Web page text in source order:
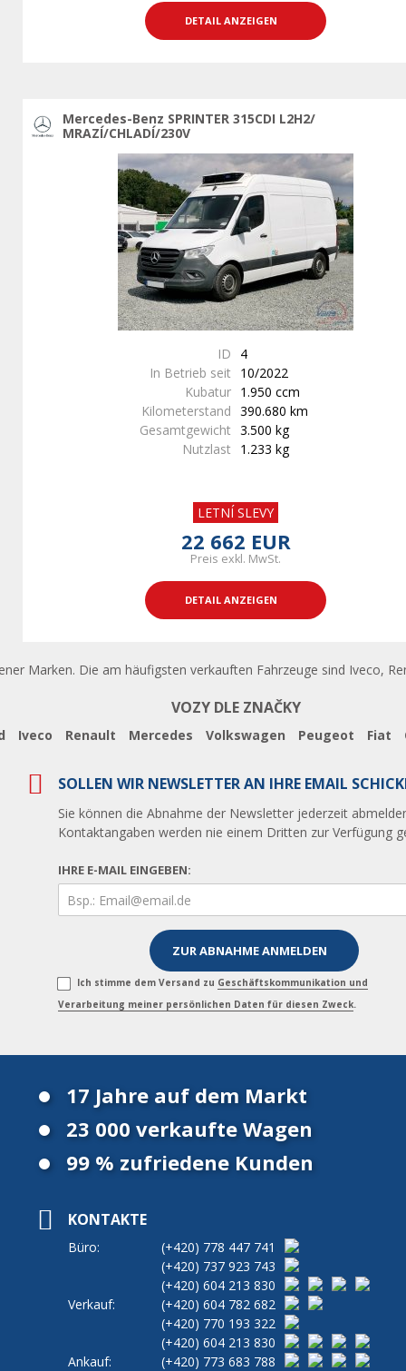
DETAIL ANZEIGEN
Mercedes-Benz SPRINTER 315CDI L2H2/
MRAZÍ/CHLADÍ/230V
ID
4
In Betrieb seit
10/2022
Kubatur 1.950 ccm
Kilometerstand 390.680 km
Gesamtgewicht 3.500 kg
Nutzlast
1.233 kg
LETNÍ SLEVY
22 662 EUR
Preis exkl. MwSt.
DETAIL ANZEIGEN
Marken. Die am häufigsten verkauften Fahrzeuge sind Iveco,
VOZY DLE ZNAČKY
Iveco Renault Mercedes Volkswagen Peugeot Fiat
SOLLEN WIR NEWSLETTER AN IHRE EMAIL
Sie können die Abnahme der Newsletter jederzeit
Kontaktangaben werden nie einem Dritten zur Verfügung
IHRE E-MAIL EINGEBEN:
Ich stimme dem Versand zu Geschäftskommunikation und
Verarbeitung meiner persönlichen Daten für diesen Zweck.
17 Jahre auf dem Markt
23 000 verkaufte Wagen
99 % zufriedene Kunden
KONTAKTE
Büro: (+420) 778 447 741
(+420) 737 923 743
(+420) 604 213 830
Verkauf:
(+420) 604 782 682
(+420) 770 193 322
(+420) 604 213 830
Ankauf:
(+420) 773 683 788